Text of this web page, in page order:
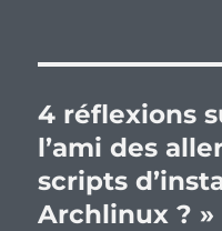
4 réflexions
l’ami des
scripts
Archlinux ? »